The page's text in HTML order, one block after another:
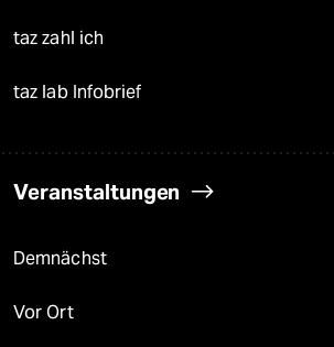
taz zahl ich
taz lab Infobrief
Veranstaltungen
Demnächst
Vor Ort